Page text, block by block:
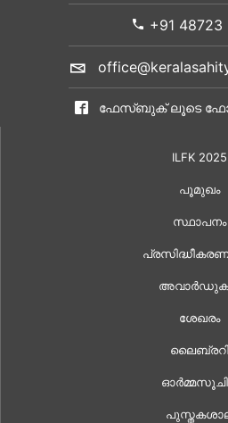
+91 48723
ഫേസ്ബുക് ലൂടെ
ILFK 2025
പൂമുഖം
സ്ഥാപനം
ശേഖരം
ലൈബ്രറി